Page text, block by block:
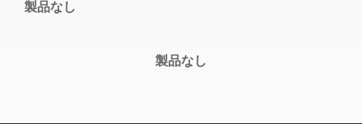
製品なし
製品なし